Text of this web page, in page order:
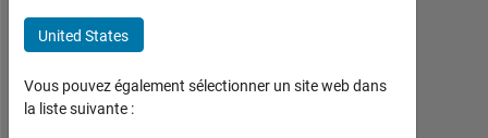
plus
de 2
y a
United States
Vous pouvez également sélectionner un site web dans
la liste suivante :